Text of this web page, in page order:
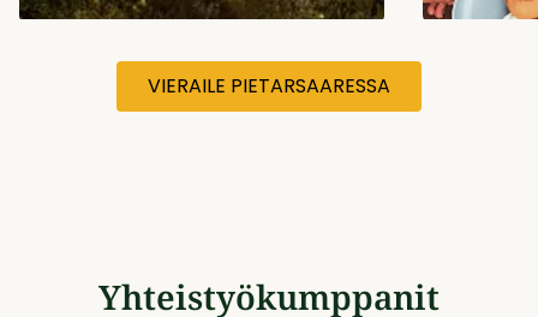
VIERAILE PIETARSAARESSA
Yhteistyökumppanit